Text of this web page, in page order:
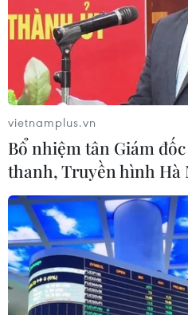
đồng quản trị SCB
22/09/2023 11:05
Ngân hàng Nhà nước vừa
hành viên Hội đồng thành
Hội đồng quản trị Ngân
Đức.
TIN CÙNG CHUYÊN
Khơi thông dòng vốn, đổi
phương thức cho vay, nâng
lực hấp thụ vốn
10/08/2026 09:26
vietnamplus.vn
Bổ nhiệm tân Giám
thanh, Truyền hình Hà